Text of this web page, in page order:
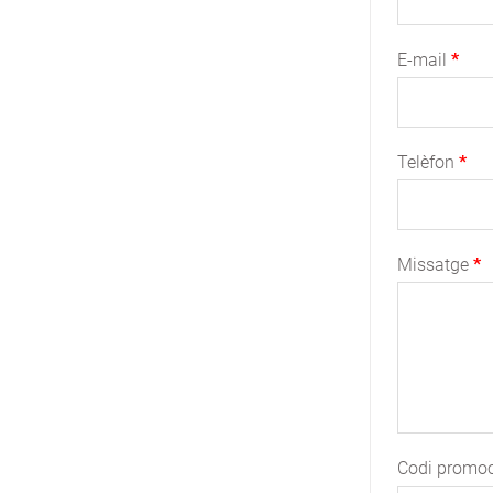
E-mail
Telèfon
Missatge
Codi